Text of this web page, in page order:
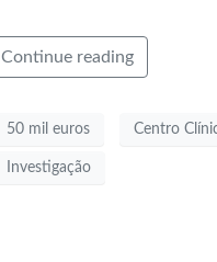
Continue reading
50 mil euros Centro
Investigação